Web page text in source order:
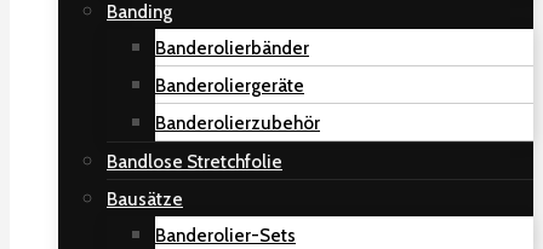
Banding
Banderolierbänder
Banderoliergeräte
Banderolierzubehör
Bandlose Stretchfolie
Bausätze
Banderolier-Sets